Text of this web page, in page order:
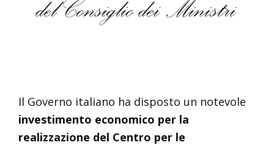
Il Governo italiano ha disposto un notevole
investimento economico per la
realizzazione del Centro per le